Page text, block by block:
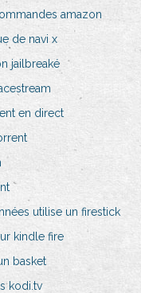
amazon
de navi x
jailbreaké
en direct
utilise un firestick
kindle fire
basket
kodi.tv